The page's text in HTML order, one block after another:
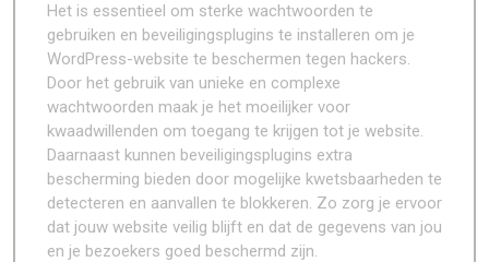
Het is essentieel om sterke wachtwoorden te
gebruiken en beveiligingsplugins te installeren om je
WordPress-website te beschermen tegen hackers.
Door het gebruik van unieke en complexe
wachtwoorden maak je het moeilijker voor
kwaadwillenden om toegang te krijgen tot je website.
Daarnaast kunnen beveiligingsplugins extra
bescherming bieden door mogelijke kwetsbaarheden te
detecteren en aanvallen te blokkeren. Zo zorg je ervoor
dat jouw website veilig blijft en dat de gegevens van jou
en je bezoekers goed beschermd zijn.